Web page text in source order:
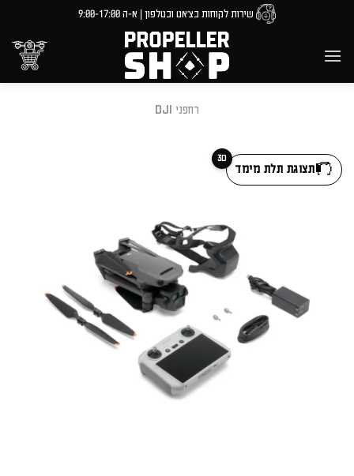
content
שירות לקוחות בצ'אט ובטלפון | א-ה 9:00-17:00
רחפני DJI
3D
תצוגת תלת מימד